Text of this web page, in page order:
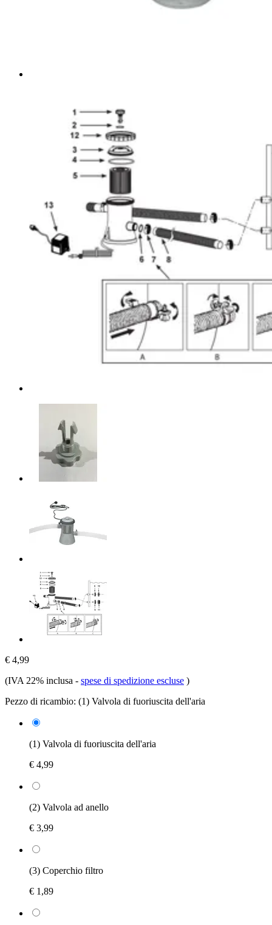
€ 4,99
(IVA 22% inclusa - spese di spedizione escluse )
Pezzo di ricambio: (1) Valvola di fuoriuscita dell'aria
(1) Valvola di fuoriuscita dell'aria
€ 4,99
(2) Valvola ad anello
€ 3,99
(3) Coperchio filtro
€ 1,89